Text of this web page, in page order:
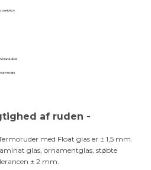
af ruden -
med Float glas er ± 1,5 mm.
glas, ornamentglas, støbte
± 2 mm.